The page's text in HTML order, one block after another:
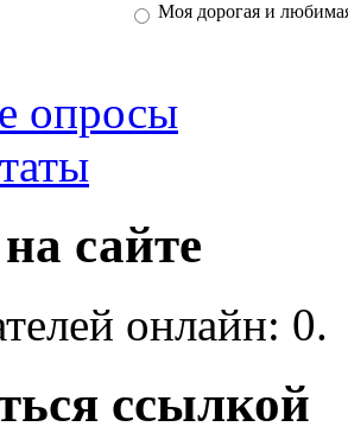
Моя дорогая и
опросы
сайте
онлайн: 0.
ссылкой